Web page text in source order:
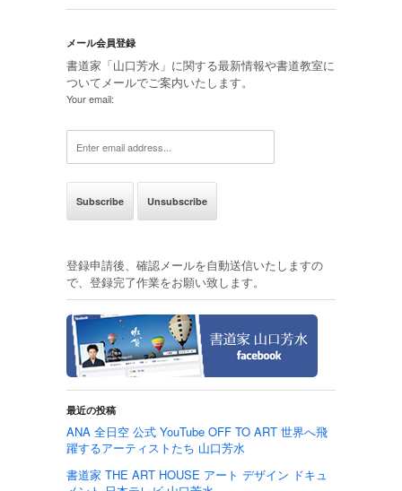
メール会員登録
書道家「山口芳水」に関する最新情報や書道教室に
ついてメールでご案内いたします。
Your email:
登録申請後、確認メールを自動送信いたしますの
で、登録完了作業をお願い致します。
最近の投稿
ANA 全日空 公式 YouTube OFF TO ART 世界へ飛
躍するアーティストたち 山口芳水
書道家 THE ART HOUSE アート デザイン ドキュ